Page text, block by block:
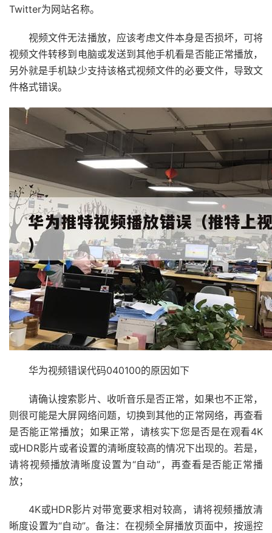
Twitter为网站名称。
视频文件无法播放，应该考虑文件本身是否损坏，可将
视频文件转移到电脑或发送到其他手机看是否能正常播放，
另外就是手机缺少支持该格式视频文件的必要文件，导致文
件格式错误。
华为视频错误代码040100的原因如下
请确认搜索影片、收听音乐是否正常，如果也不正常，
则很可能是大屏网络问题，切换到其他的正常网络，再查看
是否能正常播放；如果正常，请核实下您是否是在观看4K
或HDR影片或者设置的清晰度较高的情况下出现的。若是，
请将视频播放清晰度设置为“自动”，再查看是否能正常播
放；
4K或HDR影片对带宽要求相对较高，请将视频播放清
晰度设置为“自动”。备注：在视频全屏播放页面中，按遥控